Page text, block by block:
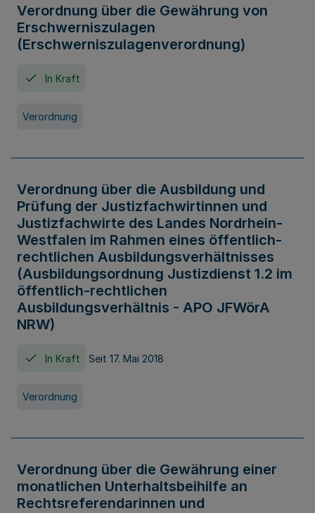
Verordnung über die Gewährung von
Erschwerniszulagen
(Erschwerniszulagenverordnung)
In Kraft
Verordnung
Verordnung über die Ausbildung und
Prüfung der Justizfachwirtinnen und
Justizfachwirte des Landes Nordrhein-
Westfalen im Rahmen eines öffentlich-
rechtlichen Ausbildungsverhältnisses
(Ausbildungsordnung Justizdienst 1.2 im
öffentlich-rechtlichen
Ausbildungsverhältnis - APO JFWörA
NRW)
In Kraft Seit 17. Mai 2018
Verordnung
Verordnung über die Gewährung einer
monatlichen Unterhaltsbeihilfe an
Rechtsreferendarinnen und